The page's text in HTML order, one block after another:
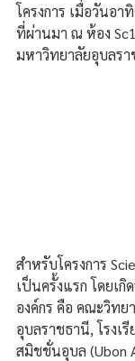
โครงการ เมื่อวันอ
ที่ผ่านมา ณ ห้อง
มหาวิทยาลัยอุบลรา
สำหรับโครงการ
เป็นครั้งแรก โดยเกิ
องค์กร คือ คณะวิทย
อุบลราชธานี, โรง
สมิชชั่นอุบล (Ubon